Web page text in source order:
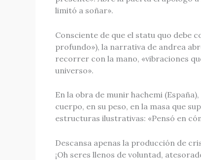
limitó a soñar».
Consciente de que el statu quo debe
profundo»), la narrativa de andrea
recorrer con la mano, «vibraciones
universo».
En la obra de munir hachemi
cuerpo, en su peso, en la masa que
estructuras ilustrativas: «Pensó en
Descansa apenas la producción de
¡Oh seres llenos de voluntad,